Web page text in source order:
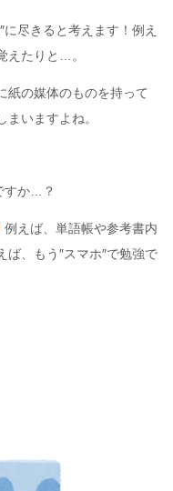
尽きると考えます！例え
えたりと…。
紙の媒体のものを持って
いますよね。
すか…？
例えば、単語帳や参考書内
、もう″スマホ″で勉強で